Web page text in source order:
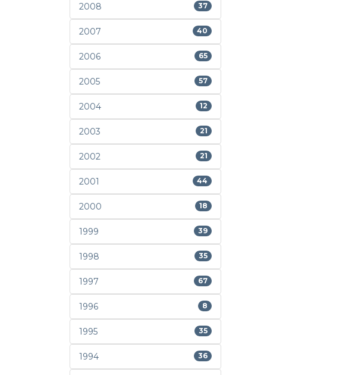
2008 37
2007 40
2006 65
2005 57
2004 12
2003 21
2002 21
2001 44
2000 18
1999 39
1998 35
1997 67
1996 8
1995 35
1994 36